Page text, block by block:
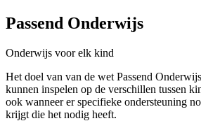
Passend Onderwijs
Onderwijs voor elk kind
Het doel van van de wet Passend
kunnen inspelen op de verschillen tussen
ook wanneer er specifieke ondersteuning
krijgt die het nodig heeft.